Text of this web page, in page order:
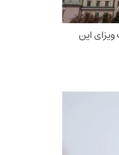
باید فرم درخواست ویزای این